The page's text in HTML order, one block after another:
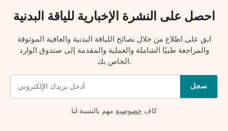
احصل على النشرة الإخبارية للياقة البدنية
ابق على اطلاع من خلال نصائح اللياقة البدنية والعافية الموثوقة
والمراجعة طبيًا الشاملة والعملية والمقدمة إلى صندوق الوارد
الخاص بك.
سجل
كاف خصوصية مهم بالنسبة لنا